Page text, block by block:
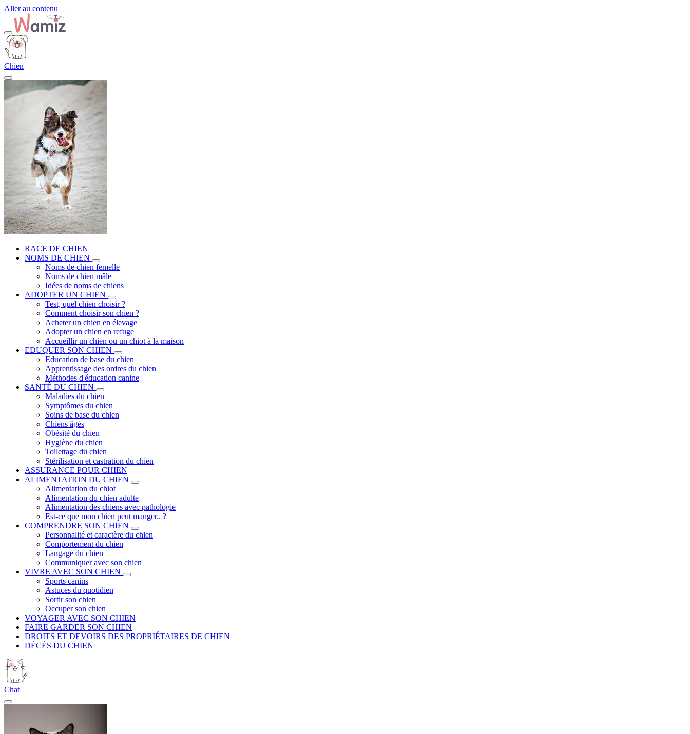
Aller au contenu
Chien
RACE DE CHIEN
NOMS DE CHIEN
Noms de chien femelle
Noms de chien mâle
Idées de noms de chiens
ADOPTER UN CHIEN
Test, quel chien choisir ?
Comment choisir son chien ?
Acheter un chien en élevage
Adopter un chien en refuge
Accueillir un chien ou un chiot à la maison
EDUQUER SON CHIEN
Education de base du chien
Apprentissage des ordres du chien
Méthodes d'éducation canine
SANTÉ DU CHIEN
Maladies du chien
Symptômes du chien
Soins de base du chien
Chiens âgés
Obésité du chien
Hygiène du chien
Toilettage du chien
Stérilisation et castration du chien
ASSURANCE POUR CHIEN
ALIMENTATION DU CHIEN
Alimentation du chiot
Alimentation du chien adulte
Alimentation des chiens avec pathologie
Est-ce que mon chien peut manger.. ?
COMPRENDRE SON CHIEN
Personnalité et caractère du chien
Comportement du chien
Langage du chien
Communiquer avec son chien
VIVRE AVEC SON CHIEN
Sports canins
Astuces du quotidien
Sortir son chien
Occuper son chien
VOYAGER AVEC SON CHIEN
FAIRE GARDER SON CHIEN
DROITS ET DEVOIRS DES PROPRIÉTAIRES DE CHIEN
DÉCÈS DU CHIEN
Chat